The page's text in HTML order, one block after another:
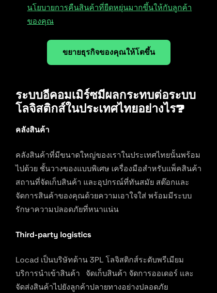
นโยบายการคืนสินค้าที่ยืดหยุ่นมากขึ้นให้กับลูกค้า
ของคุณ
ขยายธุรกิจของคุณให้โตขึ้น
ระบบอีคอมเมิร์ซมีผลกระทบต่อระบบ
โลจิสติกส์ในประเทศไทยอย่างไร?
คลังสินค้า
คลังสินค้าที่มีขนาดใหญ่ของเราในประเทศไทยนั้นพร้อม
ไปด้วย ชั้นวางของแบบพิเศษ เครื่องมือสำหรับแพ็คสินค้า
สถานที่จัดเก็บสินค้า และอุปกรณ์ที่ทันสมัย สต๊อกและ
จัดการสินค้าของคุณด้วยความเอาใจใส่ พร้อมมีระบบ
รักษาความปลอดภัยที่หนาแน่น
Third-party logistics
Locad เป็นบริษัทด้าน 3PL โลจิสติกส์ระดับพรีเมียม
บริการนำเข้าสินค้า จัดเก็บสินค้า จัดการออเดอร์ และ
จัดส่งสินค้าไปยังลูกค้าปลายทางอย่างปลอดภัย